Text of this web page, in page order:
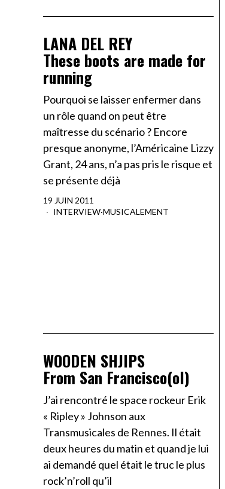
LANA DEL REY
These boots are made for
running
Pourquoi se laisser enfermer dans
un rôle quand on peut être
maîtresse du scénario ? Encore
presque anonyme, l’Américaine Lizzy
Grant, 24 ans, n’a pas pris le risque et
se présente déjà
19 JUIN 2011
INTERVIEW·MUSICALEMENT
WOODEN SHJIPS
From San Francisco(ol)
J’ai rencontré le space rockeur Erik
« Ripley » Johnson aux
Transmusicales de Rennes. Il était
deux heures du matin et quand je lui
ai demandé quel était le truc le plus
rock’n’roll qu’il